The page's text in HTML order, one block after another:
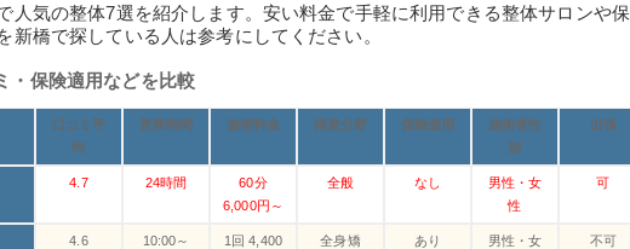
人気の整体7選を紹介します。安い料金で手軽に利用できる整体サロンや保
新橋で探している人は参考にしてください。
・保険適用などを比較
口コミ平
均
営業時間 施術料金 得意分野 保険適用
施術者性
別
出張
4.7 24時間
60分
6,000円～
全般 なし
男性・女
性
可
4.6
10:00～
1回 4,400
全身矯
あり
男性・女
不可